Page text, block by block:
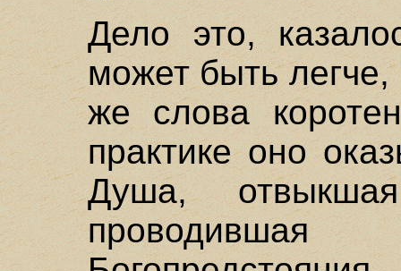
Дело это,
может быть легче,
же слова
практике оно
Душа,